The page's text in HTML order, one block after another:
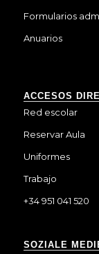
Formularios
Anuarios
ACCESOS
Red escolar
Reservar Aula
Uniformes
Trabajo
+34 951 041 520
SOZIALE